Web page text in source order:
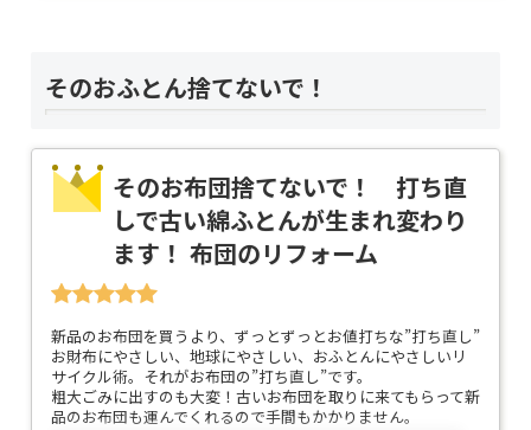
そのおふとん捨てないで！
そのお布団捨てないで！ 打ち直
しで古い綿ふとんが生まれ変わり
ます！ 布団のリフォーム
新品のお布団を買うより、ずっとずっとお値打ちな”打ち直し”
お財布にやさしい、地球にやさしい、おふとんにやさしいリ
サイクル術。それがお布団の”打ち直し”です。
粗大ごみに出すのも大変！古いお布団を取りに来てもらって新
品のお布団も運んでくれるので手間もかかりません。